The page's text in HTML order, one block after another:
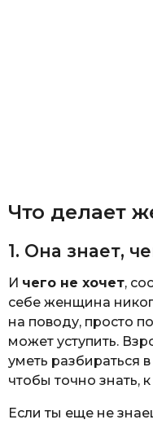
Что делает
1. Она знает,
И чего не хочет,
себе женщина
на поводу, просто
может уступить.
уметь разбираться
чтобы точно знать,
Если ты еще не